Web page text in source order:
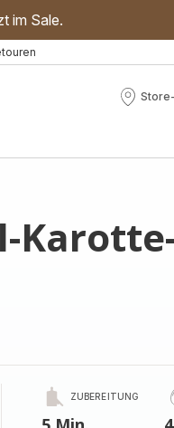
im Sale.
Store-
ZUBEREITUNG